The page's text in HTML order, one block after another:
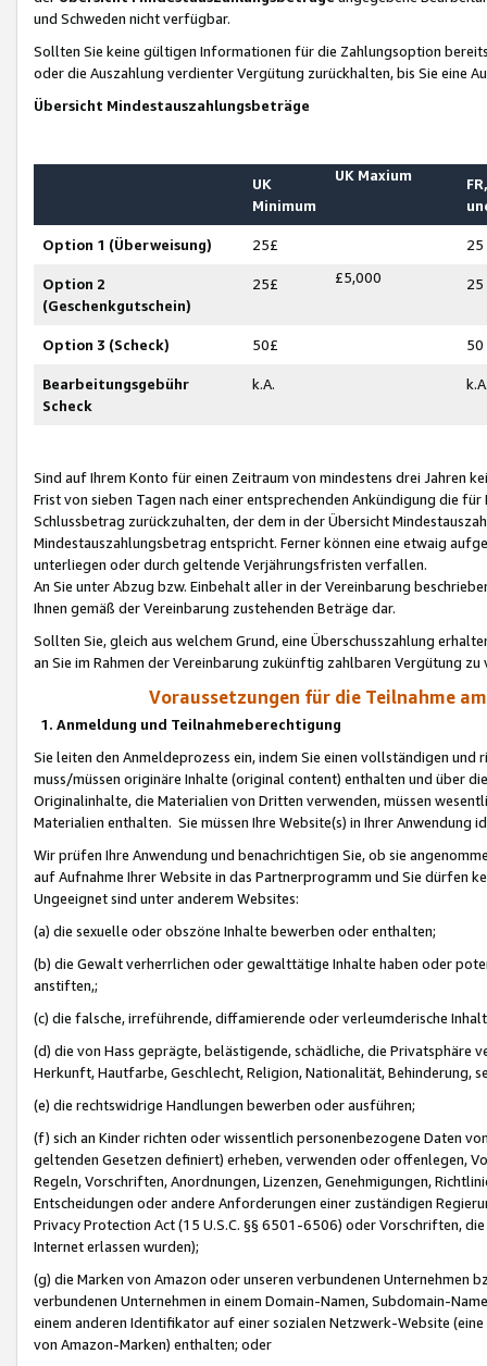
und Schweden nicht verfügbar.
Sollten Sie keine gültigen Informationen für die Zahlungsoption
oder die Auszahlung verdienter Vergütung zurückhalten, bis Sie
Übersicht Mindestauszahlungsbeträge
UK
Minimum
UK Maxium
Option 1 (Überweisung) 25£ 25
Option 2
(Geschenkgutschein)
25£ £5,000 25
Option 3 (Scheck) 50£ 50
Bearbeitungsgebühr
Scheck
k.A.
Sind auf Ihrem Konto für einen Zeitraum von mindestens drei Jahren
Frist von sieben Tagen nach einer entsprechenden Ankündigung die
Schlussbetrag zurückzuhalten, der dem in der Übersicht
Mindestauszahlungsbetrag entspricht. Ferner können eine etwaig
unterliegen oder durch geltende Verjährungsfristen verfallen.
An Sie unter Abzug bzw. Einbehalt aller in der Vereinbarung
Ihnen gemäß der Vereinbarung zustehenden Beträge dar.
Sollten Sie, gleich aus welchem Grund, eine Überschusszahlung
an Sie im Rahmen der Vereinbarung zukünftig zahlbaren Vergütung zu
Voraussetzungen für die Teilnahme
1. Anmeldung und Teilnahmeberechtigung
Sie leiten den Anmeldeprozess ein, indem Sie einen vollständigen
muss/müssen originäre Inhalte (original content) enthalten und über
Originalinhalte, die Materialien von Dritten verwenden, müssen
Materialien enthalten. Sie müssen Ihre Website(s) in Ihrer Anwendung
Wir prüfen Ihre Anwendung und benachrichtigen Sie, ob sie
auf Aufnahme Ihrer Website in das Partnerprogramm und Sie dürfen
Ungeeignet sind unter anderem Websites:
(a) die sexuelle oder obszöne Inhalte bewerben oder enthalten;
(b) die Gewalt verherrlichen oder gewalttätige Inhalte haben oder
anstiften,;
(c) die falsche, irreführende, diffamierende oder verleumderische
(d) die von Hass geprägte, belästigende, schädliche, die Privatsphäre
Herkunft, Hautfarbe, Geschlecht, Religion, Nationalität, Behinderung,
(e) die rechtswidrige Handlungen bewerben oder ausführen;
(f) sich an Kinder richten oder wissentlich personenbezogene Daten
geltenden Gesetzen definiert) erheben, verwenden oder offenlegen,
Regeln, Vorschriften, Anordnungen, Lizenzen, Genehmigungen,
Entscheidungen oder andere Anforderungen einer zuständigen
Privacy Protection Act (15 U.S.C. §§ 6501-6506) oder Vorschriften,
Internet erlassen wurden);
(g) die Marken von Amazon oder unseren verbundenen Unternehmen
verbundenen Unternehmen in einem Domain-Namen, Subdomain-
einem anderen Identifikator auf einer sozialen Netzwerk-Website
von Amazon-Marken) enthalten; oder